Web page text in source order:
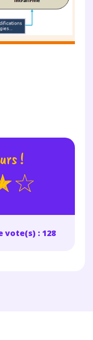
!
vote(s) : 128